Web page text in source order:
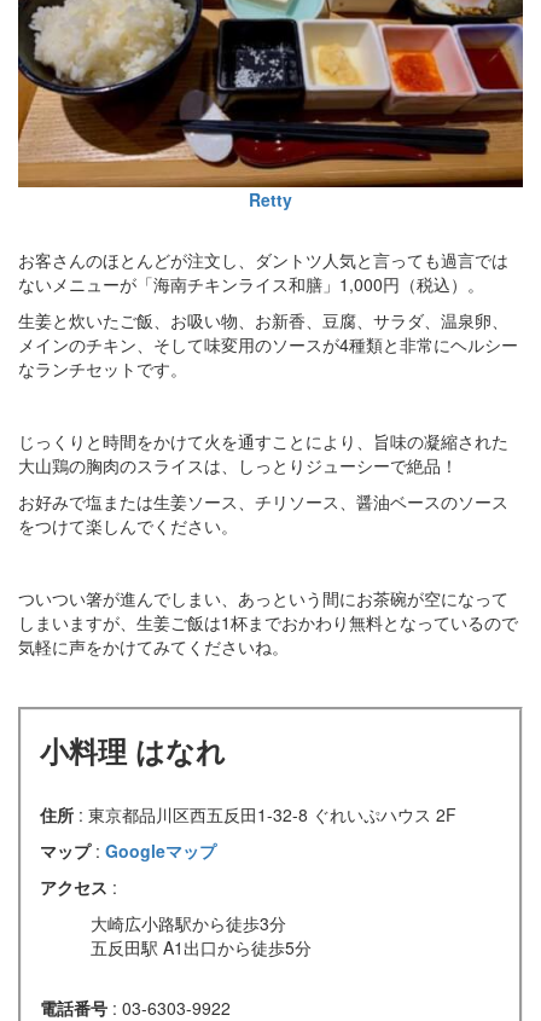
Retty
お客さんのほとんどが注文し、ダントツ人気と言っても過言では
ないメニューが「海南チキンライス和膳」1,000円（税込）。
生姜と炊いたご飯、お吸い物、お新香、豆腐、サラダ、温泉卵、
メインのチキン、そして味変用のソースが4種類と非常にヘルシー
なランチセットです。
じっくりと時間をかけて火を通すことにより、旨味の凝縮された
大山鶏の胸肉のスライスは、しっとりジューシーで絶品！
お好みで塩または生姜ソース、チリソース、醤油ベースのソース
をつけて楽しんでください。
ついつい箸が進んでしまい、あっという間にお茶碗が空になって
しまいますが、生姜ご飯は1杯までおかわり無料となっているので
気軽に声をかけてみてくださいね。
小料理 はなれ
住所 : 東京都品川区西五反田1-32-8 ぐれいぷハウス 2F
マップ : Googleマップ
アクセス :
大崎広小路駅から徒歩3分
五反田駅 A1出口から徒歩5分
電話番号 : 03-6303-9922